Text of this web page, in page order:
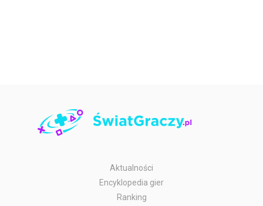
Aktualności
Encyklopedia gier
Ranking